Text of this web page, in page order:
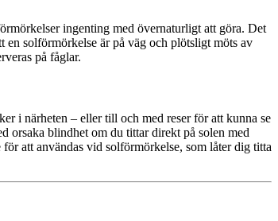
ingenting med övernaturligt att göra. Det
solförmörkelse är på väg och plötsligt möts av
på fåglar.
i närheten – eller till och med reser för att kunna se
orsaka blindhet om du tittar direkt på solen med
att användas vid solförmörkelse, som låter dig titta